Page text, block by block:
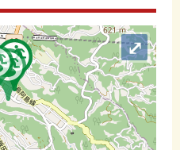
⤢